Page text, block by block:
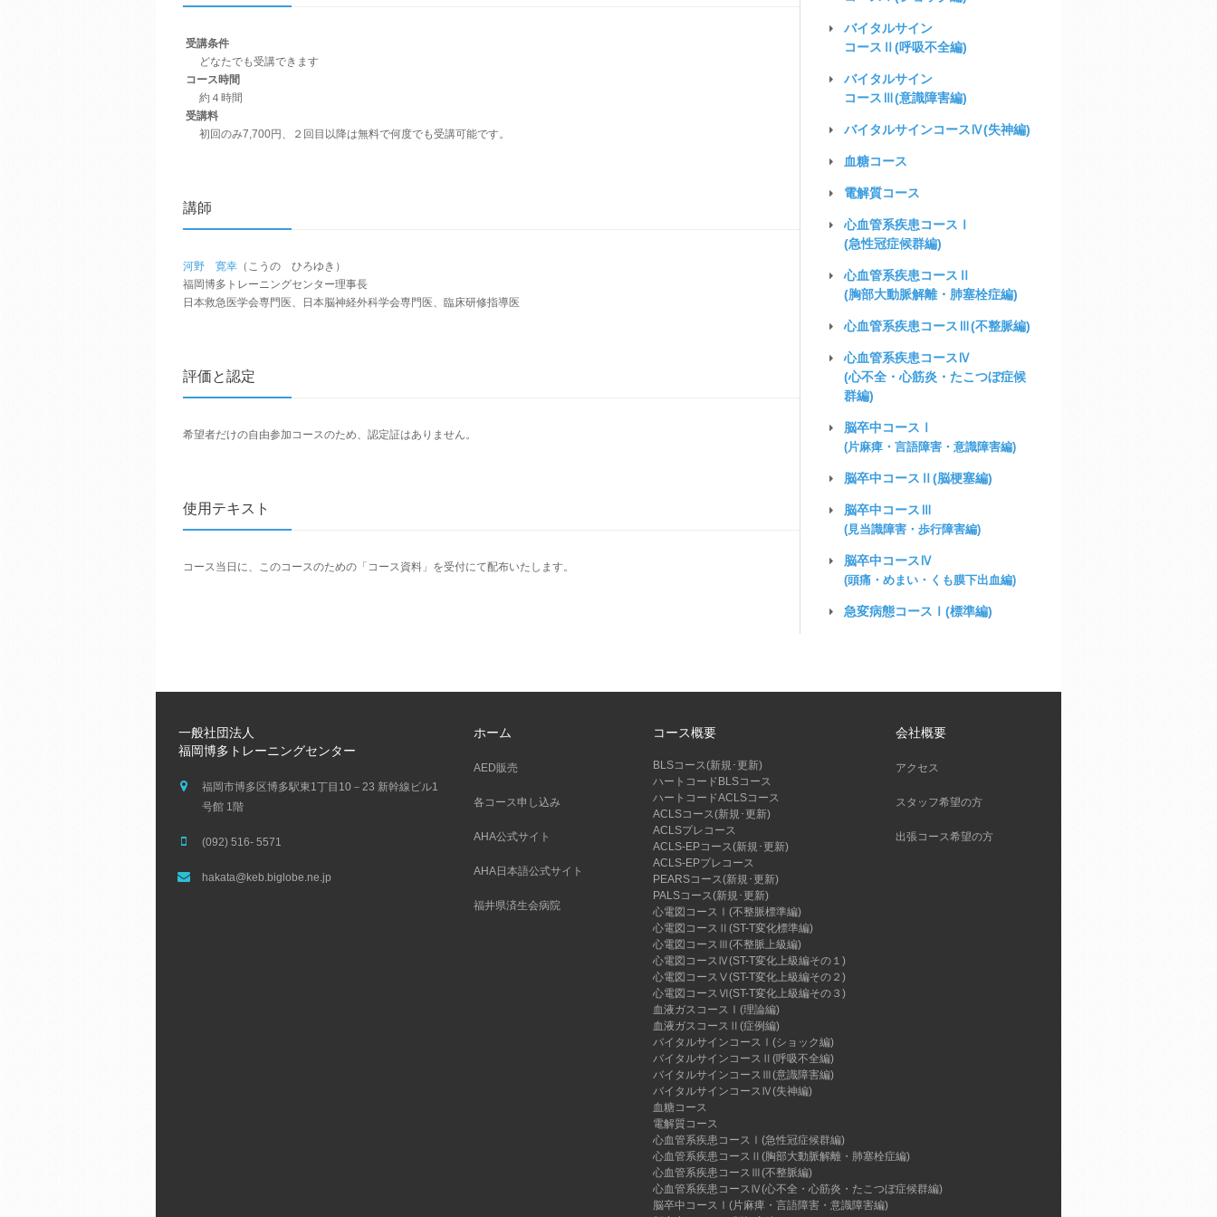
受講条件
どなたでも受講できます
コース時間
約４時間
受講料
初回のみ7,700円、２回目以降は無料で何度でも受講可能です。
講師
河野 寛幸 （こうの ひろゆき）
福岡博多トレーニングセンター理事長
日本救急医学会専門医、日本脳神経外科学会専門医、臨床研修指導医
評価と認定
希望者だけの自由参加コースのため、認定証はありません。
使用テキスト
コース当日に、このコースのための「コース資料」を受付にて配布いたします。
バイタルサイン
コースⅡ(呼吸不全編)
バイタルサイン
コースⅢ(意識障害編)
バイタルサインコースⅣ(失神編)
血糖コース
電解質コース
心血管系疾患コースⅠ
(急性冠症候群編)
心血管系疾患コースⅡ
(胸部大動脈解離・肺塞栓症編)
心血管系疾患コースⅢ(不整脈編)
心血管系疾患コースⅣ
(心不全・心筋炎・たこつぼ症候
群編)
脳卒中コースⅠ
(片麻痺・言語障害・意識障害編)
脳卒中コースⅡ(脳梗塞編)
脳卒中コースⅢ
(見当識障害・歩行障害編)
脳卒中コースⅣ
(頭痛・めまい・くも膜下出血編)
急変病態コースⅠ(標準編)
一般社団法人
福岡博多トレーニングセンター
福岡市博多区博多駅東1丁目10－23 新幹線ビル1
号館 1階
(092) 516- 5571
hakata@keb.biglobe.ne.jp
ホーム
AED販売
各コース申し込み
AHA公式サイト
AHA日本語公式サイト
福井県済生会病院
コース概要
BLSコース(新規･更新)
ハートコードBLSコース
ハートコードACLSコース
ACLSコース(新規･更新)
ACLSプレコース
ACLS-EPコース(新規･更新)
ACLS-EPプレコース
PEARSコース(新規･更新)
PALSコース(新規･更新)
心電図コースⅠ(不整脈標準編)
心電図コースⅡ(ST-T変化標準編)
心電図コースⅢ(不整脈上級編)
心電図コースⅣ(ST-T変化上級編その１)
心電図コースⅤ(ST-T変化上級編その２)
心電図コースⅥ(ST-T変化上級編その３)
血液ガスコースⅠ(理論編)
血液ガスコースⅡ(症例編)
バイタルサインコースⅠ(ショック編)
バイタルサインコースⅡ(呼吸不全編)
バイタルサインコースⅢ(意識障害編)
バイタルサインコースⅣ(失神編)
血糖コース
電解質コース
心血管系疾患コースⅠ(急性冠症候群編)
心血管系疾患コースⅡ(胸部大動脈解離・肺塞栓症編)
心血管系疾患コースⅢ(不整脈編)
心血管系疾患コースⅣ(心不全・心筋炎・たこつぼ症候群編)
脳卒中コースⅠ(片麻痺・言語障害・意識障害編)
会社概要
アクセス
スタッフ希望の方
出張コース希望の方